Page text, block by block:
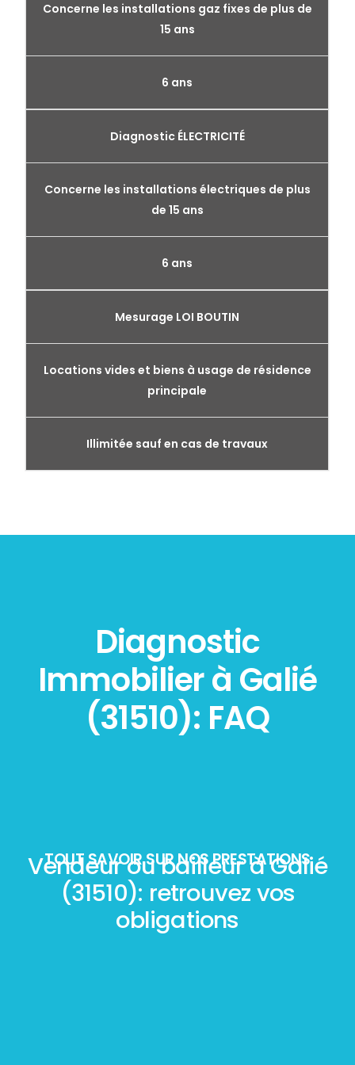
Concerne les installations gaz fixes de plus de
15 ans
6 ans
Diagnostic ÉLECTRICITÉ
Concerne les installations électriques de plus
de 15 ans
6 ans
Mesurage LOI BOUTIN
Locations vides et biens à usage de résidence
principale
Illimitée sauf en cas de travaux
Diagnostic
Immobilier à Galié
(31510): FAQ
TOUT SAVOIR SUR NOS PRESTATIONS
Vendeur ou bailleur à Galié
(31510): retrouvez vos
obligations